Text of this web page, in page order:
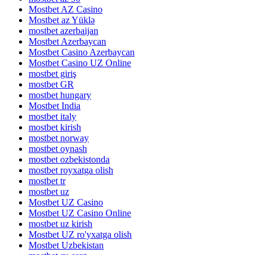
Mostbet AZ Casino
Mostbet az Yüklə
mostbet azerbaijan
Mostbet Azerbaycan
Mostbet Casino Azerbaycan
Mostbet Casino UZ Online
mostbet giriş
mostbet GR
mostbet hungary
Mostbet India
mostbet italy
mostbet kirish
mostbet norway
mostbet oynash
mostbet ozbekistonda
mostbet royxatga olish
mostbet tr
mostbet uz
Mostbet UZ Casino
Mostbet UZ Casino Online
mostbet uz kirish
Mostbet UZ ro'yxatga olish
Mostbet Uzbekistan